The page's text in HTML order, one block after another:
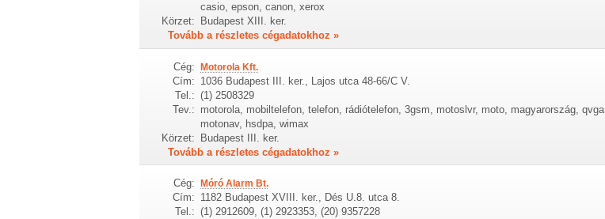
casio, epson, canon, xerox
Körzet:
Budapest XIII. ker.
Tovább a részletes cégadatokhoz »
Cég: Motorola Kft.
Cím: 1036 Budapest III. ker., Lajos utca 48-66/C V.
Tel.: (1) 2508329
Tev.: motorola, mobiltelefon, telefon, rádiótelefon, 3gsm, motoslvr, moto, magyarország, qvga,
motonav, hsdpa, wimax
Körzet: Budapest III. ker.
Tovább a részletes cégadatokhoz »
Cég: Móró Alarm Bt.
Cím: 1182 Budapest XVIII. ker., Dés U.8. utca 8.
Tel.: (1) 2912609, (1) 2923353, (20) 9357228